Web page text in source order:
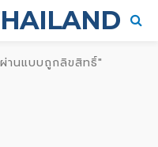
านแบบถูกลิขสิทธิ์"